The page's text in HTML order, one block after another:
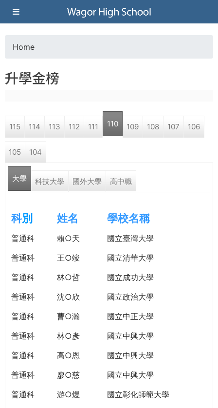
Jump to navigation
葳
格
高
學
格。
o
a
r
e
e
r
e
Home
升學金榜
115 114 113 112 111 110 109 108 107 106
105 104
大學 科技大學 國外大學 高中職
科別 姓名 學校名稱
普通科 賴○天
國立臺灣大學
普通科
王○竣
國立清華大學
普通科
林○哲
國立成功大學
普通科
沈○欣
國立政治大學
普通科
曹○瀚
國立中正大學
普通科
林○彥
國立中興大學
普通科
高○恩
國立中興大學
普通科
廖○慈
國立中興大學
普通科
游○煜
國立彰化師範大學